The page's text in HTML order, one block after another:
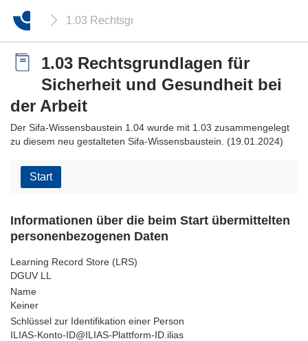
1.03 Rechtsgrundlagen für Sicherheit und
1.03 Rechtsgrundlagen für
Sicherheit und Gesundheit bei
der Arbeit
Der Sifa-Wissensbaustein 1.04 wurde mit 1.03 zusammengelegt
zu diesem neu gestalteten Sifa-Wissensbaustein. (19.01.2024)
Start
Informationen über die beim Start übermittelten
personenbezogenen Daten
Learning Record Store (LRS)
DGUV LL
Name
Keiner
Schlüssel zur Identifikation einer Person
ILIAS-Konto-ID@ILIAS-Plattform-ID.ilias